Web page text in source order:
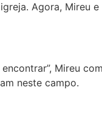
Agora, Mireu
Mireu
neste campo.